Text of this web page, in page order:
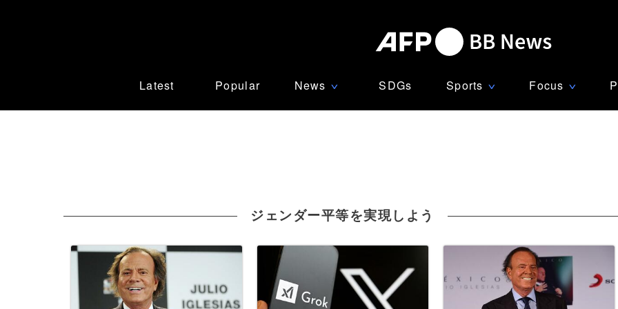
Latest Popular News ∨ SDGs Sports ∨ Focus ∨
ジェンダー平等を実現しよう